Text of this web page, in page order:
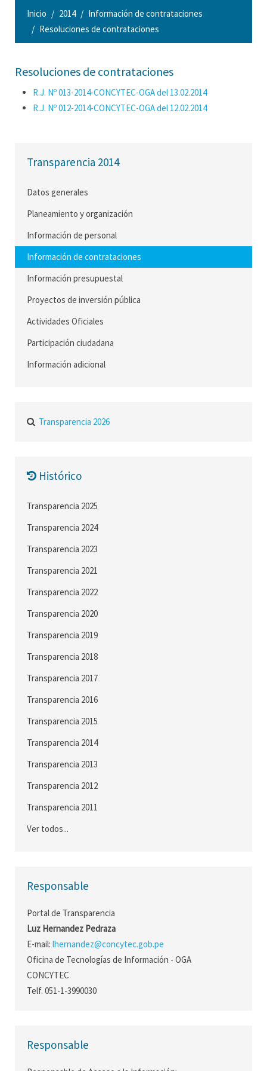
Inicio 2014
Información de contrataciones
Resoluciones de contrataciones
Resoluciones de contrataciones
R.J. Nº 013-2014-CONCYTEC-OGA del 13.02.2014
R.J. Nº 012-2014-CONCYTEC-OGA del 12.02.2014
Transparencia 2014
Datos generales
Planeamiento y organización
Información de personal
Información de contrataciones
Información presupuestal
Proyectos de inversión pública
Actividades Oficiales
Participación ciudadana
Información adicional
Transparencia 2026
Histórico
Transparencia 2025
Transparencia 2024
Transparencia 2023
Transparencia 2021
Transparencia 2022
Transparencia 2020
Transparencia 2019
Transparencia 2018
Transparencia 2017
Transparencia 2016
Transparencia 2015
Transparencia 2014
Transparencia 2013
Transparencia 2012
Transparencia 2011
Ver todos...
Responsable
Portal de Transparencia
Luz Hernandez Pedraza
E-mail: lhernandez@concytec.gob.pe
Oficina de Tecnologías de Información - OGA
CONCYTEC
Telf. 051-1-3990030
Responsable